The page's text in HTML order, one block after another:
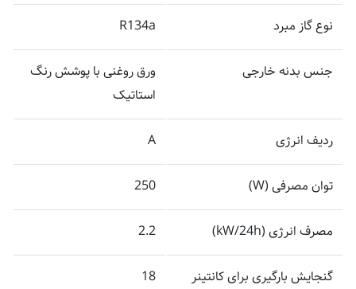
نوع گاز مبرد R134a
جنس بدنه خارجی
ورق روغنی با پوشش رنگ
استاتیک
ردیف انرژی A
توان مصرفی (W) 250
مصرف انرژی (kW/24h) 2.2
گنجایش بارگیری برای کانتینر
18